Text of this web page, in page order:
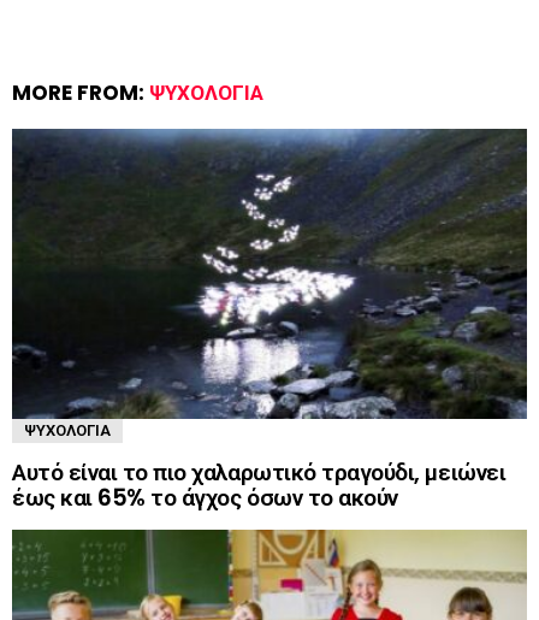
MORE FROM: ΨΥΧΟΛΟΓΊΑ
ΨΥΧΟΛΟΓΊΑ
Αυτό είναι το πιο χαλαρωτικό τραγούδι, μειώνει
έως και 65% το άγχος όσων το ακούν